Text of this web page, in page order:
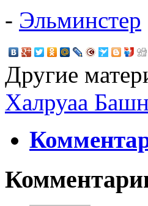
- Эльминстер
Другие
Халруаа